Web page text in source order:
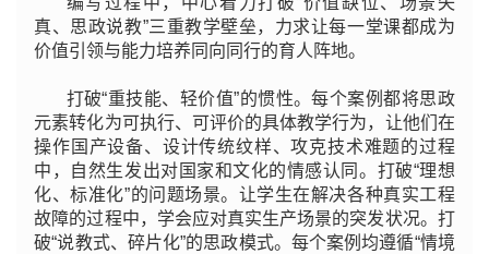
真、思政说教”三重教学壁垒，力求让每一堂课都成为
价值引领与能力培养同向同行的育人阵地。
打破“重技能、轻价值”的惯性。每个案例都将思政
元素转化为可执行、可评价的具体教学行为，让他们在
操作国产设备、设计传统纹样、攻克技术难题的过程
中，自然生发出对国家和文化的情感认同。打破“理想
化、标准化”的问题场景。让学生在解决各种真实工程
故障的过程中，学会应对真实生产场景的突发状况。打
破“说教式、碎片化”的思政模式。每个案例均遵循“情境